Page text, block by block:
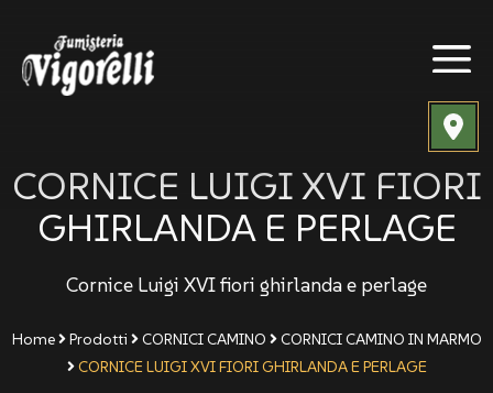
CORNICE LUIGI XVI FIORI
GHIRLANDA E PERLAGE
Cornice Luigi XVI fiori ghirlanda e perlage
Home Prodotti CORNICI CAMINO
CORNICI CAMINO IN MARMO
CORNICE LUIGI XVI FIORI GHIRLANDA E PERLAGE